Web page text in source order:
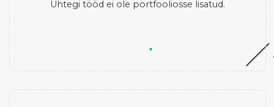
Ühtegi tööd ei ole portfooliosse lisatud.